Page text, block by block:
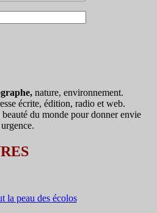
nature, environnement.
écrite, édition, radio et web.
du monde pour donner envie